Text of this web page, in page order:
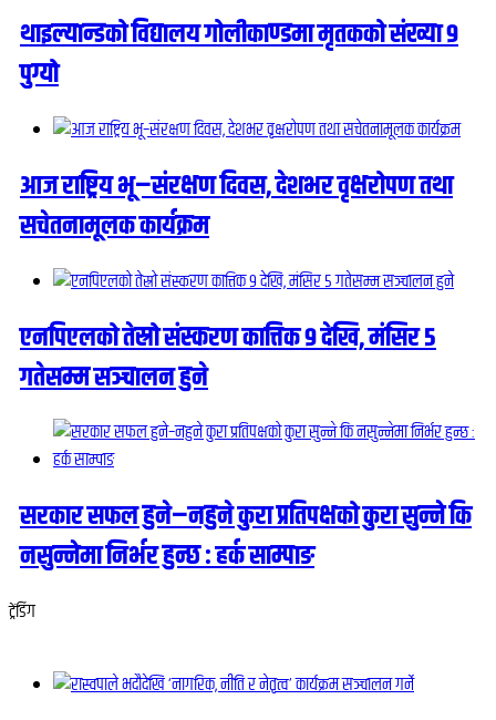
थाइल्यान्डको विद्यालय गोलीकाण्डमा मृतकको संख्या ९
पुग्यो
आज राष्ट्रिय भू–संरक्षण दिवस, देशभर वृक्षरोपण तथा
सचेतनामूलक कार्यक्रम
एनपिएलको तेस्रो संस्करण कात्तिक ९ देखि, मंसिर ५
गतेसम्म सञ्चालन हुने
सरकार सफल हुने–नहुने कुरा प्रतिपक्षको कुरा सुन्ने कि
नसुन्नेमा निर्भर हुन्छ : हर्क साम्पाङ
ट्रेंडिंग